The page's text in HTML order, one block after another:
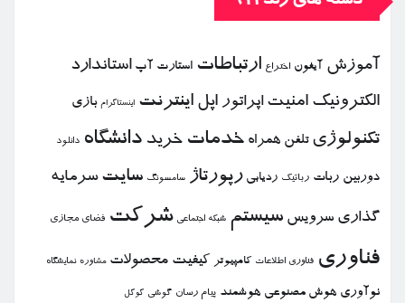
آموزش آیفون اختراع ارتباطات استارت آپ استاندارد
الكترونیك امنیت اپراتور اپل اینترنت اینستاگرام بازی
تكنولوژی تلفن همراه خدمات خرید دانشگاه دانلود
دوربین ربات رباتیك ردیابی رپورتاژ سامسونگ سایت سرمایه
گذاری سرویس سیستم شبكه اجتماعی شركت فضای مجازی
فناوری فناوری اطلاعات كامپیوتر كیفیت محصولات مشاوره نمایشگاه
نوآوری هوش مصنوعی هوشمند پیام رسان گوشی گوگل